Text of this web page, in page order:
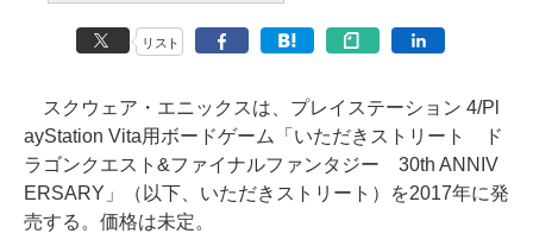
リスト
スクウェア・エニックスは、プレイステーション 4/Pl
ayStation Vita用ボードゲーム「いただきストリート ド
ラゴンクエスト&ファイナルファンタジー 30th ANNIV
ERSARY」（以下、いただきストリート）を2017年に発
売する。価格は未定。